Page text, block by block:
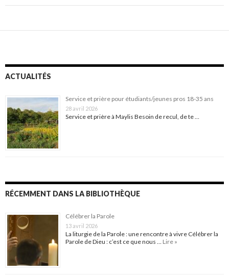
ACTUALITÉS
Service et prière pour étudiants/jeunes pros 18-35 ans
28 avril 2026
Service et prière à Maylis Besoin de recul, de te …
RÉCEMMENT DANS LA BIBLIOTHÈQUE
Célébrer la Parole
13 avril 2026
La liturgie de la Parole : une rencontre à vivre Célébrer la
Parole de Dieu : c’est ce que nous … Lire »